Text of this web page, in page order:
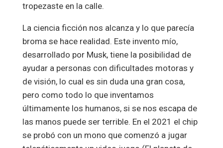
tropezaste en la calle.
La ciencia ficción nos alcanza y lo que parecía
broma se hace realidad. Este invento mío,
desarrollado por Musk, tiene la posibilidad de
ayudar a personas con dificultades motoras y
de visión, lo cual es sin duda una gran cosa,
pero como todo lo que inventamos
últimamente los humanos, si se nos escapa de
las manos puede ser terrible. En el 2021 el chip
se probó con un mono que comenzó a jugar